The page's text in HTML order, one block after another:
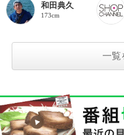
和田典久
173cm
一覧